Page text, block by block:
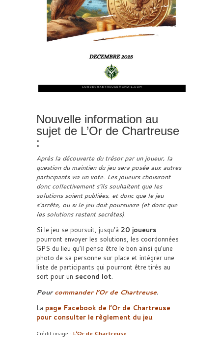
Nouvelle information au
sujet de L’Or de Chartreuse
:
Après la découverte du trésor par un joueur, la
question du maintien du jeu sera posée aux autres
participants via un vote. Les joueurs choisiront
donc collectivement s’ils souhaitent que les
solutions soient publiées, et donc que le jeu
s’arrête, ou si le jeu doit poursuivre (et donc que
les solutions restent secrètes).
Si le jeu se poursuit, jusqu’à 20 joueurs
pourront envoyer les solutions, les coordonnées
GPS du lieu qu’il pense être le bon ainsi qu’une
photo de sa personne sur place et intégrer une
liste de participants qui pourront être tirés au
sort pour un second lot.
Pourcommander l’Or de Chartreuse.
La page Facebook de l’Or de Chartreuse
pour consulter le règlement du jeu.
Crédit image : L’Or de Chartreuse